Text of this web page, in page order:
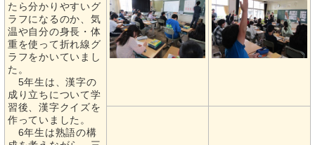
たら分かりやすいグ
ラフになるのか、気
温や自分の身長・体
重を使って折れ線グ
ラフをかいていまし
た。
5年生は、漢字の
成り立ちについて学
習後、漢字クイズを
作っていました。
6年生は熟語の構